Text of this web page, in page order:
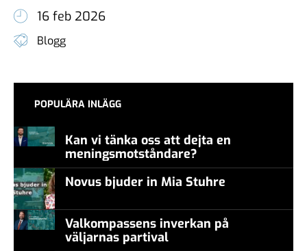
16 feb 2026
Blogg
POPULÄRA INLÄGG
Kan vi tänka oss att dejta en
meningsmotståndare?
Novus bjuder in Mia Stuhre
Valkompassens inverkan på
väljarnas partival